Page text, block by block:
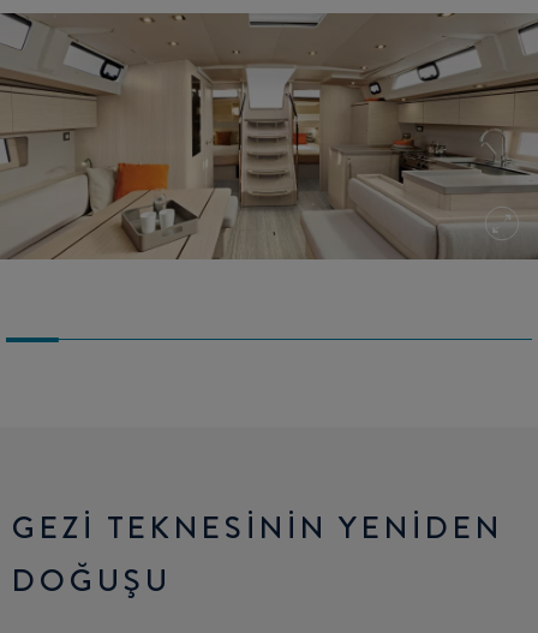
GEZİ TEKNESİNİN YENİDEN
DOĞUŞU